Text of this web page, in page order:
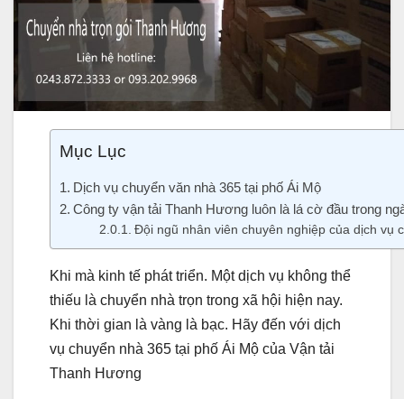
Mục Lục
Dịch vụ chuyển văn nhà 365 tại phố Ái Mộ
Công ty vận tải Thanh Hương luôn là lá cờ đầu trong
Đội ngũ nhân viên chuyên nghiệp của dịch vụ
Khi mà kinh tế phát triển. Một dịch vụ không thể
thiếu là chuyển nhà trọn trong xã hội hiện nay.
Khi thời gian là vàng là bạc. Hãy đến với dịch
vụ chuyển nhà 365 tại phố Ái Mộ của Vận tải
Thanh Hương